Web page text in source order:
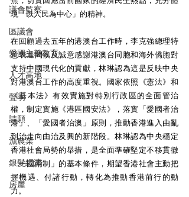
議會監察
區議會
愛國主義教育
人才高地
聲明
請願
漁農業
銀髮經濟
房屋
現「以人民為中心」的精神。
在回顧過去五年的港澳台工作時，李克強總理特
意表達問候及誠意感謝港澳台同胞和海外僑胞對
支持中國現代化的貢獻，林琳認為這是反映中央
對港澳台工作的高度重視。國家依照《憲法》和
《基本法》有效實施對特別行政區的全面管治
權，制定實施《港區國安法》，落實「愛國者治
港」、「愛國者治澳」原則，推動香港進入由亂
到治走向由治及興的新階段。林琳認為中央穩定
香港社會局勢的舉措，是全面準確堅定不移貫徹
「一國兩制」的基本條件，期望香港社會主動把
握機遇、付諸行動，轉化為推動香港前行的動
力。